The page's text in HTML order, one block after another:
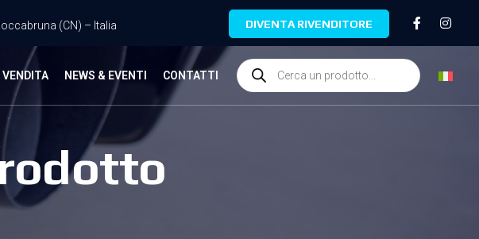
(CN) – Italia DIVENTA RIVENDITORE
NEWS & EVENTI CONTATTI